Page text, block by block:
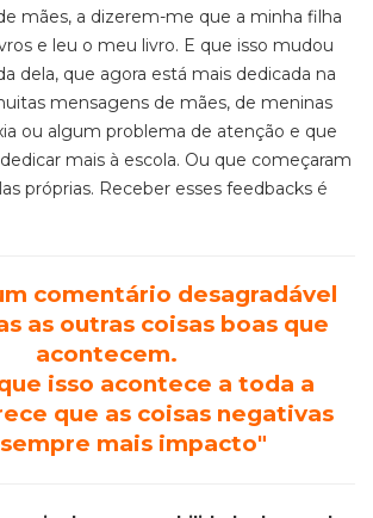
mães, a dizerem-me que a minha filha
e leu o meu livro. E que isso mudou
dela, que agora está mais dedicada na
mensagens de mães, de meninas
ou algum problema de atenção e que
mais à escola. Ou que começaram
próprias. Receber esses feedbacks é
comentário desagradável
as outras coisas boas que
acontecem.
isso acontece a toda a
que as coisas negativas
mais impacto"